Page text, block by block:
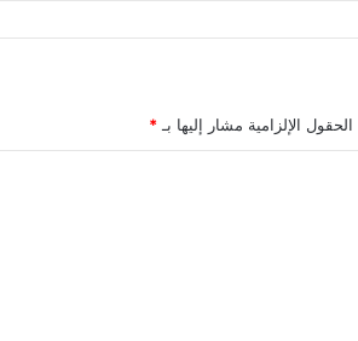
الحقول الإلزامية مشار إليها بـ*